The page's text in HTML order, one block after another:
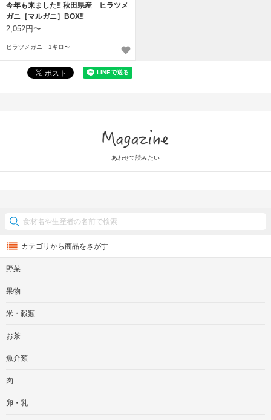
今年も来ました‼️ 秋田県産 ヒラツメ
ガニ［マルガニ］BOX‼️
2,052円〜
ヒラツメガニ 1キロ〜
あわせて読みたい
カテゴリから商品をさがす
野菜
果物
米・穀類
お茶
魚介類
肉
卵・乳